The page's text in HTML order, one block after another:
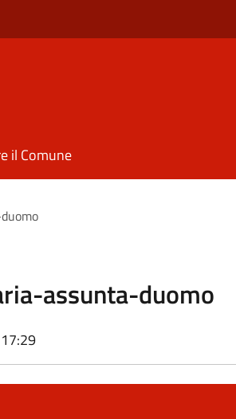
il Comune
assunta-duomo